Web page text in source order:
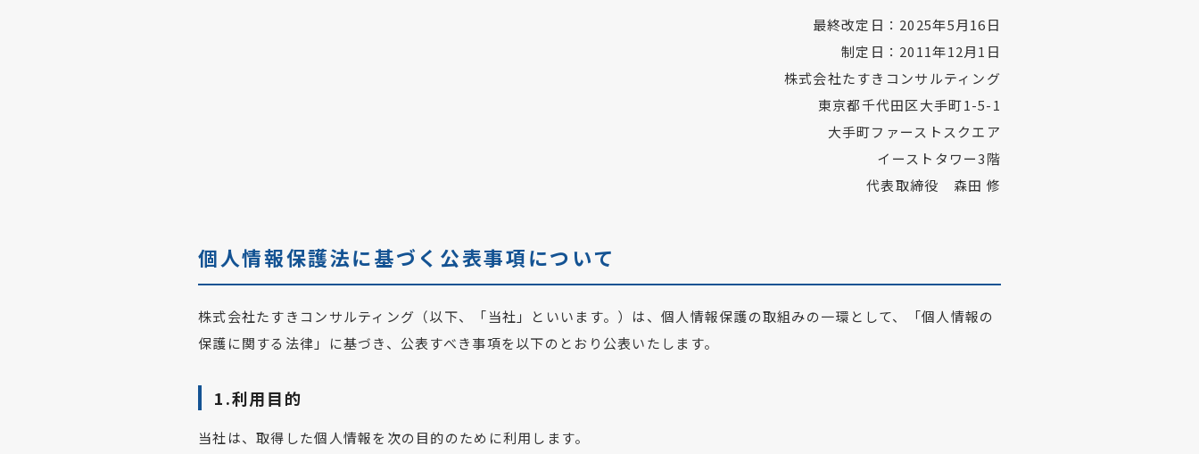
最終改定日：2025年5月16日
制定日：2011年12月1日
株式会社たすきコンサルティング
東京都千代田区大手町1-5-1
大手町ファーストスクエア
イーストタワー3階
代表取締役 森田 修
個人情報保護法に基づく公表事項について
株式会社たすきコンサルティング（以下、「当社」といいます。）は、個人情報保護の取組みの一環として、「個人情報の
保護に関する法律」に基づき、公表すべき事項を以下のとおり公表いたします。
1.利用目的
当社は、取得した個人情報を次の目的のために利用します。